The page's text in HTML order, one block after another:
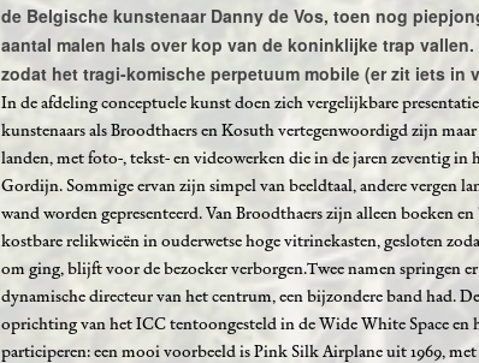
de Belgische kunstenaar Danny de Vos, toen nog
aantal malen hals over kop van de koninklijke trap
zodat het tragi-komische perpetuum mobile (er zit iets
In de afdeling conceptuele kunst doen zich vergelijkbare
kunstenaars als Broodthaers en Kosuth vertegenwoordigd zijn
landen, met foto-, tekst- en videowerken die in de jaren zeventig
Gordijn. Sommige ervan zijn simpel van beeldtaal, andere vergen
wand worden gepresenteerd. Van Broodthaers zijn alleen boeken
kostbare relikwieën in ouderwetse hoge vitrinekasten, gesloten
om ging, blijft voor de bezoeker verborgen.Twee namen springen
dynamische directeur van het centrum, een bijzondere band had.
oprichting van het ICC tentoongesteld in de Wide White Space en
participeren: een mooi voorbeeld is Pink Silk Airplane uit 1969,